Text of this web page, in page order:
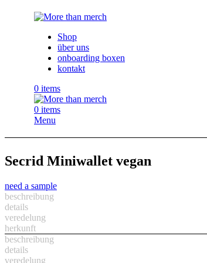
Shop
über uns
onboarding boxen
kontakt
0 items
0 items
Menu
Secrid Miniwallet vegan
need a sample
beschreibung
details
veredelung
herkunft
beschreibung
details
veredelung